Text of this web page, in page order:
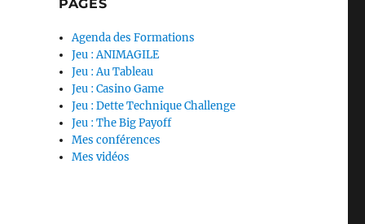
PAGES
Agenda des Formations
Jeu : ANIMAGILE
Jeu : Au Tableau
Jeu : Casino Game
Jeu : Dette Technique Challenge
Jeu : The Big Payoff
Mes conférences
Mes vidéos